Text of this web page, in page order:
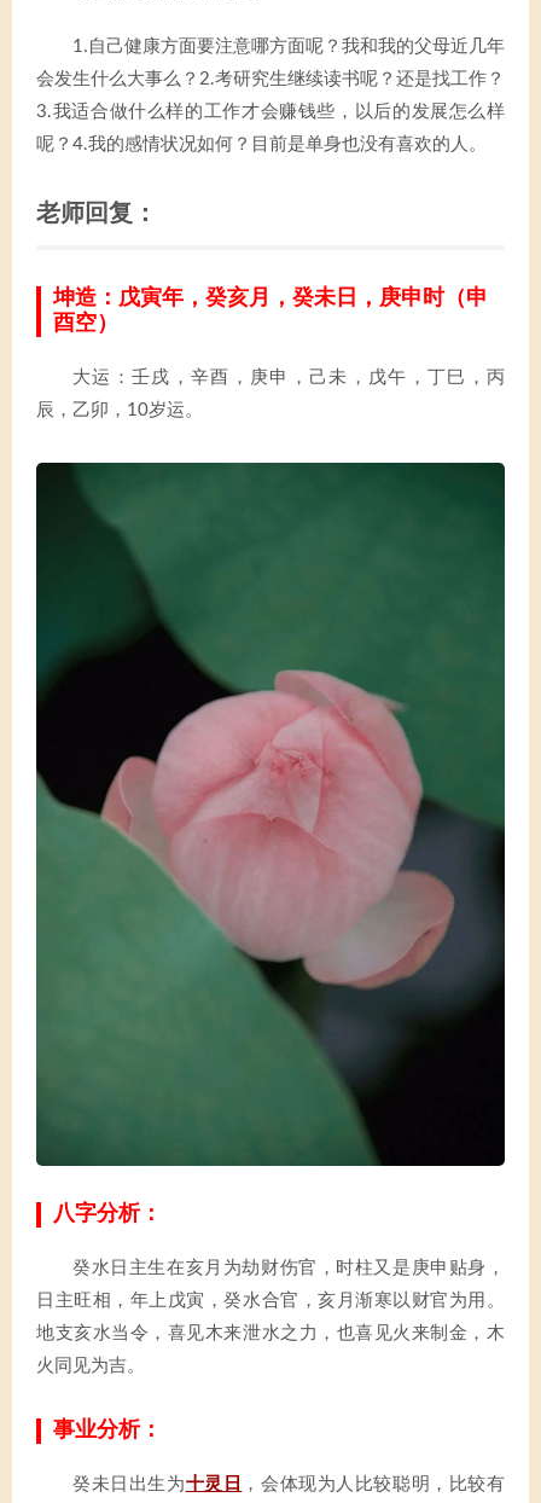
1.自己健康方面要注意哪方面呢？我和我的父母近几年
会发生什么大事么？2.考研究生继续读书呢？还是找工作？
3.我适合做什么样的工作才会赚钱些，以后的发展怎么样
呢？4.我的感情状况如何？目前是单身也没有喜欢的人。
老师回复：
坤造：戊寅年，癸亥月，癸未日，庚申时（申
酉空）
大运：壬戌，辛酉，庚申，己未，戊午，丁巳，丙
辰，乙卯，10岁运。
八字分析：
癸水日主生在亥月为劫财伤官，时柱又是庚申贴身，
日主旺相，年上戊寅，癸水合官，亥月渐寒以财官为用。
地支亥水当令，喜见木来泄水之力，也喜见火来制金，木
火同见为吉。
事业分析：
癸未日出生为十灵日 ，会体现为人比较聪明，比较有